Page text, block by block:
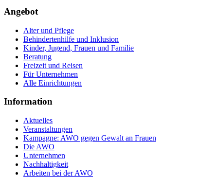
Angebot
Alter und Pflege
Behindertenhilfe und Inklusion
Kinder, Jugend, Frauen und Familie
Beratung
Freizeit und Reisen
Für Unternehmen
Alle Einrichtungen
Information
Aktuelles
Veranstaltungen
Kampagne: AWO gegen Gewalt an Frauen
Die AWO
Unternehmen
Nachhaltigkeit
Arbeiten bei der AWO